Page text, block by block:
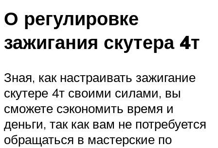
О регулировке
зажигания скутера 4т
Зная, как настраивать зажигание
скутере 4т своими силами, вы
сможете сэкономить время и
деньги, так как вам не потребуется
обращаться в мастерские по